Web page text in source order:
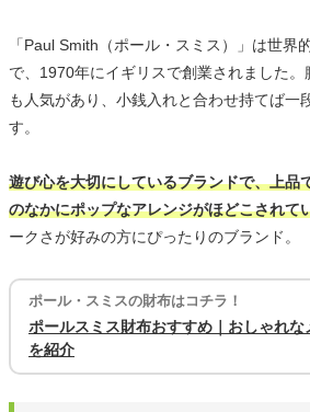
「Paul Smith（ポール・スミス）」は世界
で、1970年にイギリスで創業されました
も人気があり、小銭入れと合わせ持てば一
す。
遊び心を大切にしているブランドで、上品
のなかにポップなアレンジがほどこされて
ークさが好みの方にぴったりのブランド。
ポール・スミスの財布はコチラ！
ポールスミス財布おすすめ｜おしゃれな
を紹介